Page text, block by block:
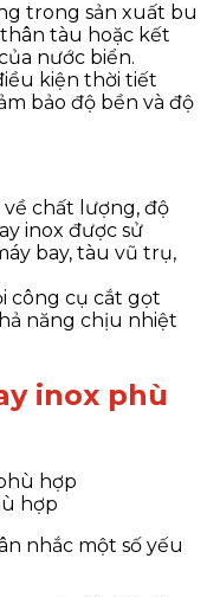
trong sản xuất bu
tàu hoặc kết
nước biển.
kiện thời tiết
bảo độ bền và độ
chất lượng, độ
inox được sử
bay, tàu vũ trụ,
công cụ cắt gọt
năng chịu nhiệt
inox phù
hợp
nhắc một số yếu